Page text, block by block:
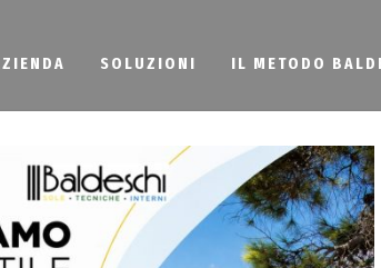
SOLUZIONI IL METODO
Tendaggi